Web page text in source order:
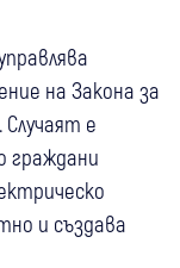
на Закона за
е
граждани
и създава